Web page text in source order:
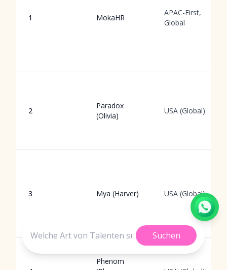
1 MokaHR
APAC-First,
Global
2
Paradox
(Olivia)
USA (Global)
3 Mya (Harver) USA (Global)
Phenom
Suchen